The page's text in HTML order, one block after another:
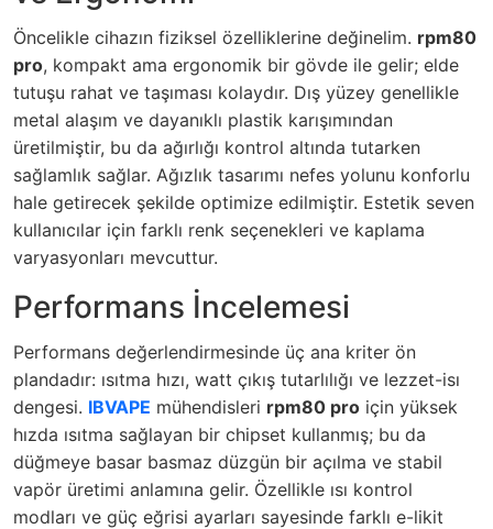
Öncelikle cihazın fiziksel özelliklerine değinelim. rpm80
pro, kompakt ama ergonomik bir gövde ile gelir; elde
tutuşu rahat ve taşıması kolaydır. Dış yüzey genellikle
metal alaşım ve dayanıklı plastik karışımından
üretilmiştir, bu da ağırlığı kontrol altında tutarken
sağlamlık sağlar. Ağızlık tasarımı nefes yolunu konforlu
hale getirecek şekilde optimize edilmiştir. Estetik seven
kullanıcılar için farklı renk seçenekleri ve kaplama
varyasyonları mevcuttur.
Performans İncelemesi
Performans değerlendirmesinde üç ana kriter ön
plandadır: ısıtma hızı, watt çıkış tutarlılığı ve lezzet-isı
dengesi. IBVAPE mühendisleri rpm80 pro için yüksek
hızda ısıtma sağlayan bir chipset kullanmış; bu da
düğmeye basar basmaz düzgün bir açılma ve stabil
vapör üretimi anlamına gelir. Özellikle ısı kontrol
modları ve güç eğrisi ayarları sayesinde farklı e-likit